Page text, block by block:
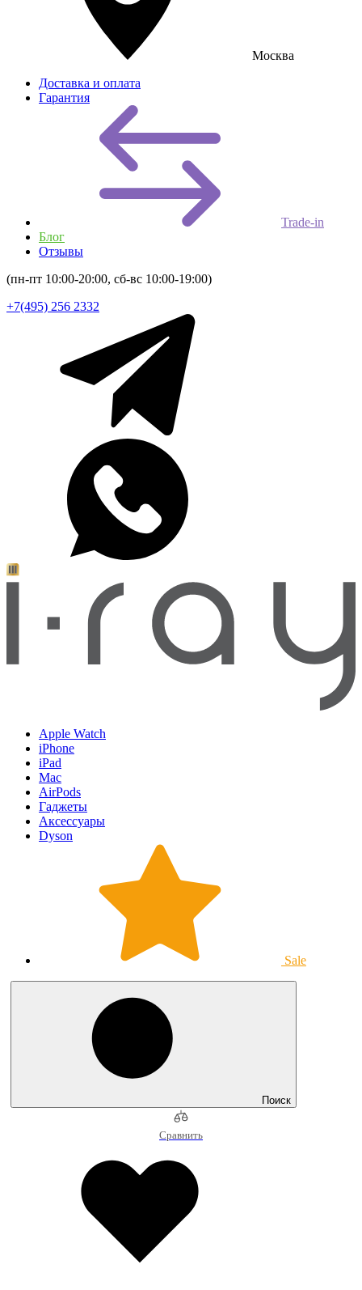
Москва
Доставка и оплата
Гарантия
Trade-in
Блог
Отзывы
(пн-пт 10:00-20:00, сб-вс 10:00-19:00)
+7(495) 256 2332
Apple Watch
iPhone
iPad
Mac
AirPods
Гаджеты
Аксессуары
Dyson
Sale
Поиск
Сравнить